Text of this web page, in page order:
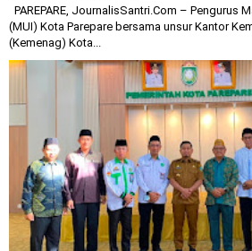
PAREPARE, JournalisSantri.Com – Pengurus
(MUI) Kota Parepare bersama unsur Kantor
(Kemenag) Kota...